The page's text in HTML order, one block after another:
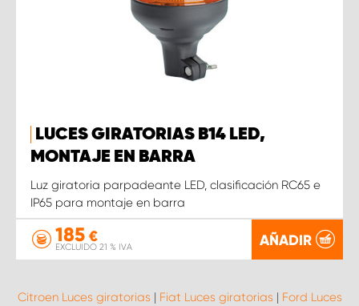
LUCES GIRATORIAS B14 LED,
MONTAJE EN BARRA
Luz giratoria parpadeante LED, clasificación RC65 e
IP65 para montaje en barra
185 €
EXCLUIDO 21 % IVA AÑADIR
Citroen Luces giratorias | Fiat Luces giratorias | Ford Luces